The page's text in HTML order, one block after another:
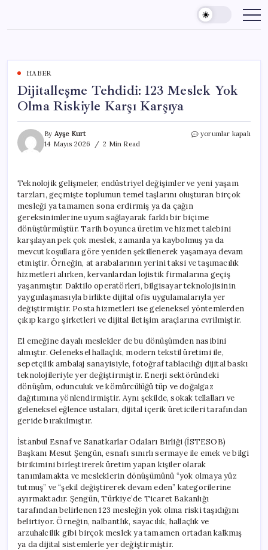
content
HABER
Dijitalleşme Tehdidi: 123 Meslek Yok
Olma Riskiyle Karşı Karşıya
By Ayşe Kurt
14 Mayıs 2026
2 Min Read
Dijitalleşme
Olma
Riskiyle
Karşıya
için
yorumlar kapalı
Teknolojik gelişmeler, endüstriyel değişimler ve yeni yaşam
tarzları, geçmişte toplumun temel taşlarını oluşturan birçok
mesleği ya tamamen sona erdirmiş ya da çağın
gereksinimlerine uyum sağlayarak farklı bir biçime
dönüştürmüştür. Tarih boyunca üretim ve hizmet talebini
karşılayan pek çok meslek, zamanla ya kaybolmuş ya da
mevcut koşullara göre yeniden şekillenerek yaşamaya devam
etmiştir. Örneğin, at arabalarının yerini taksi ve taşımacılık
hizmetleri alırken, kervanlardan lojistik firmalarına geçiş
yaşanmıştır. Daktilo operatörleri, bilgisayar teknolojisinin
yaygınlaşmasıyla birlikte dijital ofis uygulamalarıyla yer
değiştirmiştir. Posta hizmetleri ise geleneksel yöntemlerden
çıkıp kargo şirketleri ve dijital iletişim araçlarına evrilmiştir.
El emeğine dayalı meslekler de bu dönüşümden nasibini
almıştır. Geleneksel hallaçlık, modern tekstil üretimi ile,
sepetçilik ambalaj sanayisiyle, fotoğraf tablacılığı dijital baskı
teknolojileriyle yer değiştirmiştir. Enerji sektöründeki
dönüşüm, odunculuk ve kömürcülüğü tüp ve doğalgaz
dağıtımına yönlendirmiştir. Aynı şekilde, sokak tellalları ve
geleneksel eğlence ustaları, dijital içerik üreticileri tarafından
geride bırakılmıştır.
İstanbul Esnaf ve Sanatkarlar Odaları Birliği (İSTESOB)
Başkanı Mesut Şengün, esnafı sınırlı sermaye ile emek ve bilgi
birikimini birleştirerek üretim yapan kişiler olarak
tanımlamakta ve mesleklerin dönüşümünü “yok olmaya yüz
tutmuş” ve “şekil değiştirerek devam eden” kategorilerine
ayırmaktadır. Şengün, Türkiye’de Ticaret Bakanlığı
tarafından belirlenen 123 mesleğin yok olma riski taşıdığını
belirtiyor. Örneğin, nalbantlık, sayacılık, hallaçlık ve
arzuhalcilik gibi birçok meslek ya tamamen ortadan kalkmış
ya da dijital sistemlerle yer değiştirmiştir.